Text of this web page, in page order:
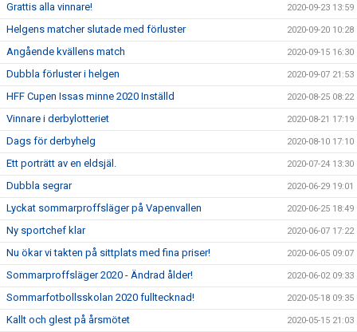
Grattis alla vinnare! 2020-09-23 13:59
Helgens matcher slutade med förluster 2020-09-20 10:28
Angående kvällens match 2020-09-15 16:30
Dubbla förluster i helgen 2020-09-07 21:53
HFF Cupen Issas minne 2020 Inställd 2020-08-25 08:22
Vinnare i derbylotteriet 2020-08-21 17:19
Dags för derbyhelg 2020-08-10 17:10
Ett porträtt av en eldsjäl. 2020-07-24 13:30
Dubbla segrar 2020-06-29 19:01
Lyckat sommarproffsläger på Vapenvallen 2020-06-25 18:49
Ny sportchef klar 2020-06-07 17:22
Nu ökar vi takten på sittplats med fina priser! 2020-06-05 09:07
Sommarproffsläger 2020 - Ändrad ålder! 2020-06-02 09:33
Sommarfotbollsskolan 2020 fulltecknad! 2020-05-18 09:35
Kallt och glest på årsmötet 2020-05-15 21:03